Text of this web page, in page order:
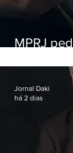
MPRJ
Jornal Daki
há 2 dias